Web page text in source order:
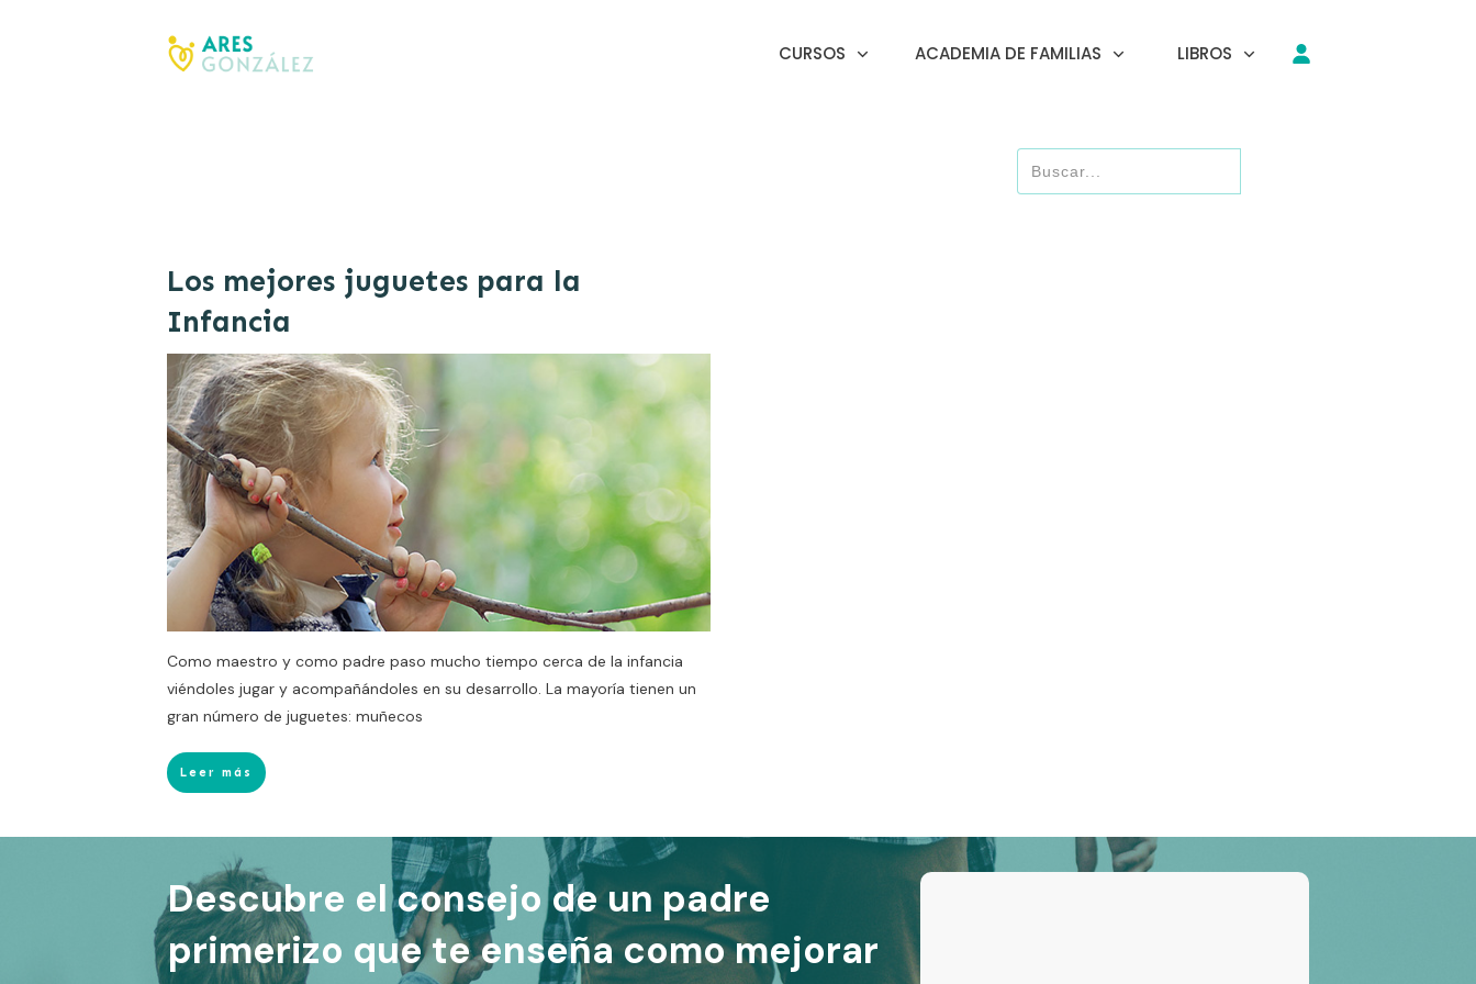
CURSOS ACADEMIA DE FAMILIAS LIBROS
Los mejores juguetes para la
Infancia
Como maestro y como padre paso mucho tiempo cerca de la infancia
viéndoles jugar y acompañándoles en su desarrollo. La mayoría tienen un
gran número de juguetes: muñecos
Leer más
Descubre el consejo de un padre
primerizo que te enseña como mejorar